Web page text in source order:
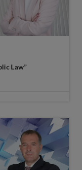
Law”